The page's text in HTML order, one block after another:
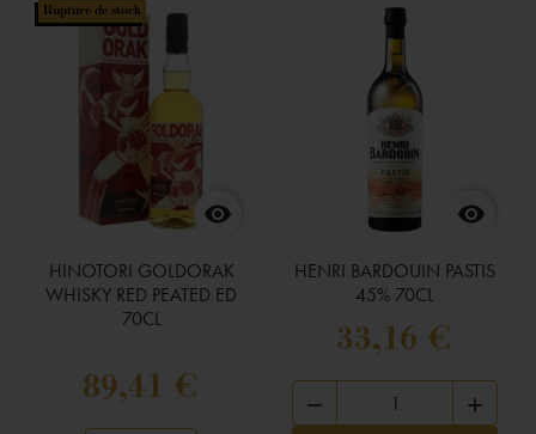
Rupture de stock

HINOTORI GOLDORAK
WHISKY RED PEATED ED
70CL
89,41 €

HENRI BARDOUIN PASTIS
45% 70CL
33,16 €
 